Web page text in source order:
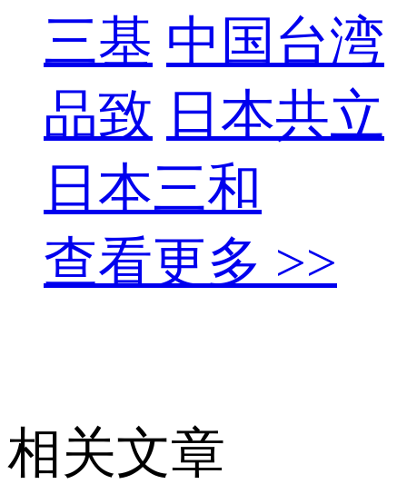
三基 中国台湾
品致 日本共立
日本三和
查看更多 >>
相关文章